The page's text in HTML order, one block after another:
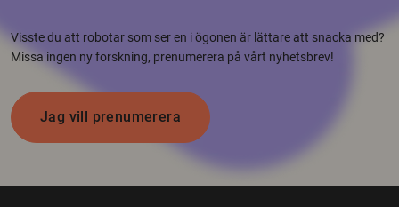
Visste du att robotar som ser en i ögonen är lättare att snacka med?
Missa ingen ny forskning, prenumerera på vårt nyhetsbrev!
Jag vill prenumerera